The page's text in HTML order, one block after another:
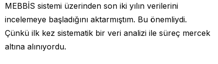
MEBBİS sistemi üzerinden son iki yılın verilerini
incelemeye başladığını aktarmıştım. Bu önemliydi.
Çünkü ilk kez sistematik bir veri analizi ile süreç mercek
altına alınıyordu.